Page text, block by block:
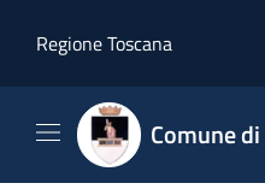
Regione Toscana
Comune